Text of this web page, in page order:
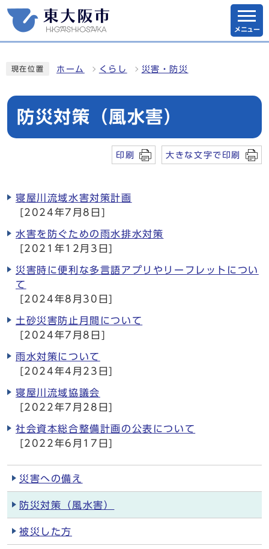
メニュー
現在位置 ホーム くらし 災害・防災
防災対策（風水害）
印刷 大きな文字で印刷
寝屋川流域水害対策計画
[2024年7月8日]
水害を防ぐための雨水排水対策
[2021年12月3日]
災害時に便利な多言語アプリやリーフレットについ
て
[2024年8月30日]
土砂災害防止月間について
[2024年7月8日]
雨水対策について
[2024年4月23日]
寝屋川流域協議会
[2022年7月28日]
社会資本総合整備計画の公表について
[2022年6月17日]
災害への備え
防災対策（風水害）
被災した方